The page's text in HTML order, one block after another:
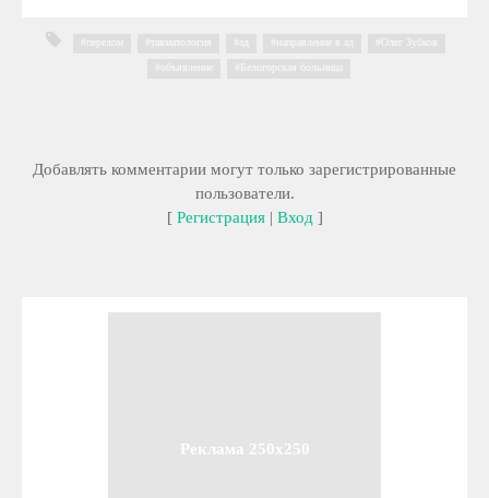
перелом тавматология ад направление в ад Олег Зубков
объявление Белогорская больница
Добавлять комментарии могут только зарегистрированные
пользователи.
[ Регистрация| Вход]
Реклама 250x250